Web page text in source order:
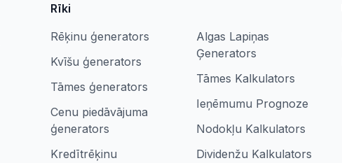
Rīki
Rēķinu ģenerators
Kvīšu ģenerators
Tāmes ģenerators
Cenu piedāvājuma
ģenerators
Kredītrēķinu
Algas Lapiņas
Ģenerators
Tāmes Kalkulators
Ieņēmumu Prognoze
Nodokļu Kalkulators
Dividenžu Kalkulators